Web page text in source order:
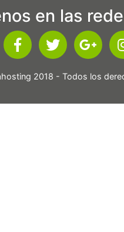
en las
2018 - Todos los